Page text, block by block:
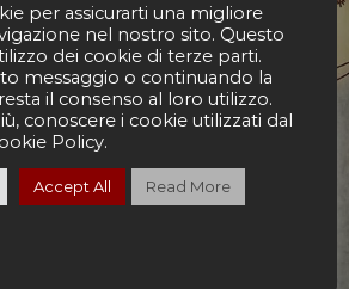
LE
per assicurarti una migliore
nel nostro sito. Questo
dei cookie di terze parti.
messaggio o continuando la
il consenso al loro utilizzo.
conoscere i cookie utilizzati dal
Policy.
Accept All Read More